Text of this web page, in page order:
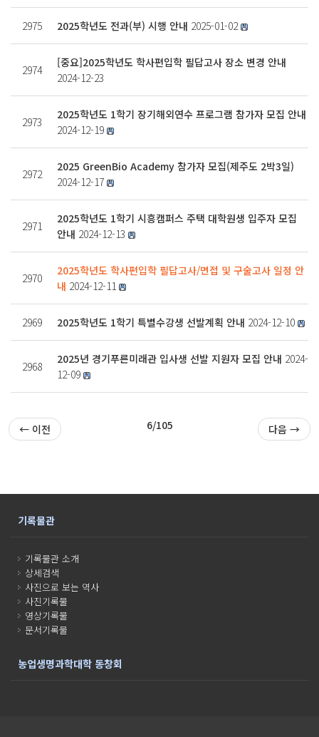
2975 2025학년도 전과(부) 시행 안내 2025-01-02
2974
[중요]2025학년도 학사편입학 필답고사 장소 변경 안내
2024-12-23
2973
2025학년도 1학기 장기해외연수 프로그램 참가자 모집 안내
2024-12-19
2972
2025 GreenBio Academy 참가자 모집(제주도 2박3일)
2024-12-17
2971
2025학년도 1학기 시흥캠퍼스 주택 대학원생 입주자 모집
안내 2024-12-13
2970
2025학년도 학사편입학 필답고사/면접 및 구술고사 일정 안
내 2024-12-11
2969 2025학년도 1학기 특별수강생 선발계획 안내 2024-12-10
2968
2025년 경기푸른미래관 입사생 선발 지원자 모집 안내 2024-
12-09
← 이전 6/105 다음 →
기록물관
기록물관 소개
상세검색
사진으로 보는 역사
사진기록물
영상기록물
문서기록물
농업생명과학대학 동창회